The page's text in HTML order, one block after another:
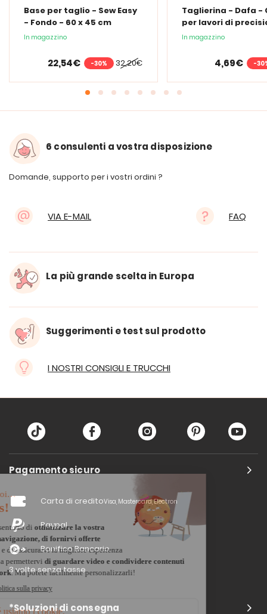
Base per taglio - Sew Easy
- Fondo - 60 x 45 cm
In magazzino
32,20€
22,54€ -30%
Taglierina - Dafa -
per lavori di
In magazzino
4,69€ -
6 consulenti a vostra disposizione
Domande, supporto per i vostri ordini ?
VIA E-MAIL FAQ
La più grande scelta in Europa
Suggerimenti e test sul prodotto
I NOSTRI CONSIGLI E TRUCCHI
Pagamento sicuro
Carta di creditoVisa, Mastercard, Electron
Paypal
Bonifico Bancario
3 volte senza tasse
*Soluzioni di consegna